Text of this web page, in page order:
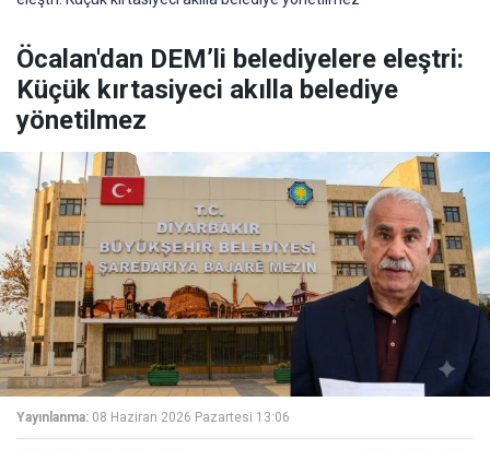
Öcalan'dan DEM’li belediyelere eleştri:
Küçük kırtasiyeci akılla belediye
yönetilmez
Yayınlanma: 08 Haziran 2026 Pazartesi 13:06